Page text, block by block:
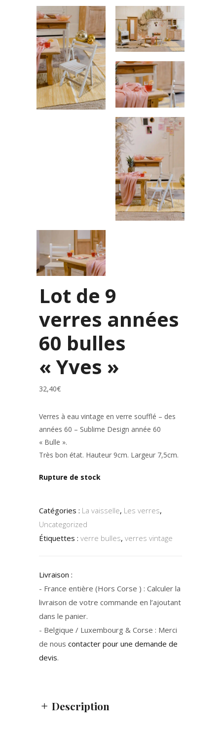
Lot de 9
verres années
60 bulles
« Yves »
32,40€
Verres à eau vintage en verre soufflé – des
années 60 – Sublime Design année 60
« Bulle ».
Très bon état. Hauteur 9cm. Largeur 7,5cm.
Rupture de stock
Catégories : La vaisselle, Les verres,
Uncategorized
Étiquettes : verre bulles, verres vintage
Livraison :
- France entière (Hors Corse ) : Calculer la
livraison de votre commande en l’ajoutant
dans le panier.
- Belgique / Luxembourg & Corse : Merci
de nous contacter pour une demande de
devis.
Description